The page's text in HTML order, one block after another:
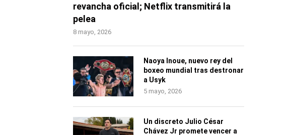
revancha oficial; Netflix transmitirá la
pelea
8 mayo, 2026
Naoya Inoue, nuevo rey del
boxeo mundial tras destronar
a Usyk
5 mayo, 2026
Un discreto Julio César
Chávez Jr promete vencer a